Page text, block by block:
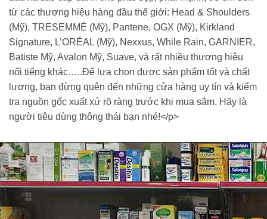
từ các thương hiệu hàng đầu thế giới: Head & Shoulders
(Mỹ), TRESEMMÉ (Mỹ), Pantene, OGX (Mỹ), Kirkland
Signature, L’ORÉAL (Mỹ), Nexxus, While Rain, GARNIER,
Batiste Mỹ, Avalon Mỹ, Suave, và rất nhiều thương hiệu
nổi tiếng khác…..Để lựa chọn được sản phẩm tốt và chất
lượng, bạn đừng quên đến những cửa hàng uy tín và kiểm
tra nguồn gốc xuất xứ rõ ràng trước khi mua sắm. Hãy là
người tiêu dùng thông thái bạn nhé!</p>